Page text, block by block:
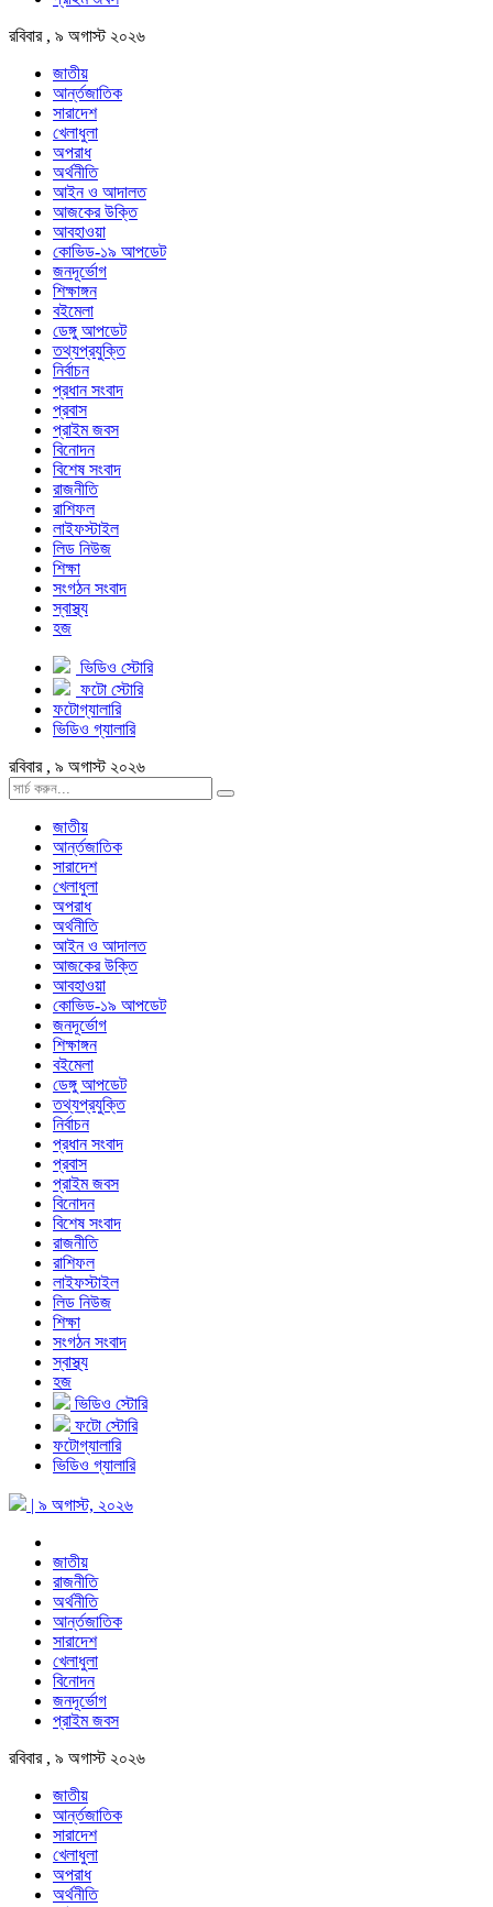
রবিবার , ৯ অগাস্ট ২০২৬
জাতীয়
আর্ন্তজাতিক
সারাদেশ
খেলাধুলা
অপরাধ
অর্থনীতি
আইন ও আদালত
আজকের উক্তি
আবহাওয়া
কোভিড-১৯ আপডেট
জনদূর্ভোগ
শিক্ষাঙ্গন
বইমেলা
ডেঙ্গু আপডেট
তথ্যপ্রযুক্তি
নির্বাচন
প্রধান সংবাদ
প্রবাস
প্রাইম জবস
বিনোদন
বিশেষ সংবাদ
রাজনীতি
রাশিফল
লাইফস্টাইল
লিড নিউজ
শিক্ষা
সংগঠন সংবাদ
স্বাস্থ্য
হজ
ভিডিও স্টোরি
ফটো স্টোরি
ফটোগ্যালারি
ভিডিও গ্যালারি
রবিবার , ৯ অগাস্ট ২০২৬
জাতীয়
আর্ন্তজাতিক
সারাদেশ
খেলাধুলা
অপরাধ
অর্থনীতি
আইন ও আদালত
আজকের উক্তি
আবহাওয়া
কোভিড-১৯ আপডেট
জনদূর্ভোগ
শিক্ষাঙ্গন
বইমেলা
ডেঙ্গু আপডেট
তথ্যপ্রযুক্তি
নির্বাচন
প্রধান সংবাদ
প্রবাস
প্রাইম জবস
বিনোদন
বিশেষ সংবাদ
রাজনীতি
রাশিফল
লাইফস্টাইল
লিড নিউজ
শিক্ষা
সংগঠন সংবাদ
স্বাস্থ্য
হজ
ভিডিও স্টোরি
ফটো স্টোরি
ফটোগ্যালারি
ভিডিও গ্যালারি
| ৯ অগাস্ট, ২০২৬
জাতীয়
রাজনীতি
অর্থনীতি
আর্ন্তজাতিক
সারাদেশ
খেলাধুলা
বিনোদন
জনদূর্ভোগ
প্রাইম জবস
রবিবার , ৯ অগাস্ট ২০২৬
জাতীয়
আর্ন্তজাতিক
সারাদেশ
খেলাধুলা
অপরাধ
অর্থনীতি